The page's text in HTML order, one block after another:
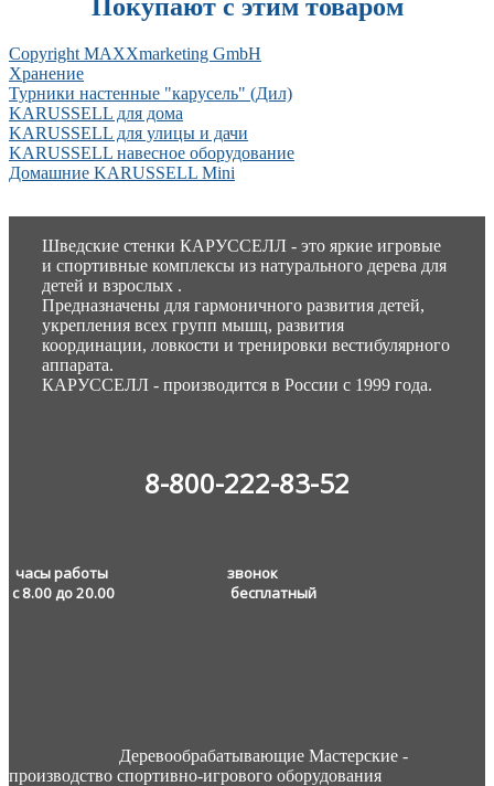
Покупают с этим товаром
Copyright MAXXmarketing GmbH
Хранение
Турники настенные "карусель" (Дил)
KARUSSELL для дома
KARUSSELL для улицы и дачи
KARUSSELL навесное оборудование
Домашние KARUSSELL Mini
Шведские стенки КАРУССЕЛЛ - это яркие игровые
и спортивные комплексы из натурального дерева для
детей и взрослых .
Предназначены для гармоничного развития детей,
укрепления всех групп мышц, развития
координации, ловкости и тренировки вестибулярного
аппарата.
КАРУССЕЛЛ - производится в России с 1999 года.
8-800-222-83-52
часы работы звонок
с 8.00 до 20.00
бесплатный
Деревообрабатывающие Мастерские -
производство спортивно-игрового оборудования